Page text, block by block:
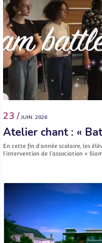
23 / JUIN. 2026
Atelier chant : «
En cette fin d’année scolaire, les
l’intervention de l’association «